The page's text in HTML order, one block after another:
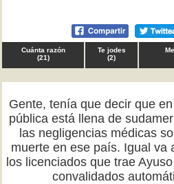
Cuánta razón
(21)
Te jodes
(2)
Gente, tenía que decir que
pública está llena de
las negligencias médicas
muerte en ese país. Igual va
los licenciados que trae
convalidados